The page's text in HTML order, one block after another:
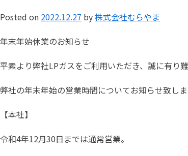
Posted on 2022.12.27 by株式会社むらやま
年末年始休業のお知らせ
平素より弊社LPガスをご利用いただき、誠に有り難
弊社の年末年始の営業時間についてお知らせ致しま
【本社】
令和4年12月30日までは通常営業。